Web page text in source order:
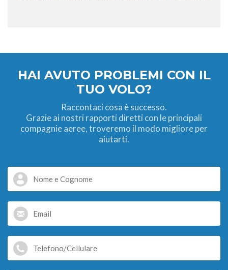
HAI AVUTO PROBLEMI CON IL
TUO VOLO?
Raccontaci cosa è successo.
Grazie ai nostri rapporti diretti con le principali
compagnie aeree, troveremo il modo migliore per
aiutarti.